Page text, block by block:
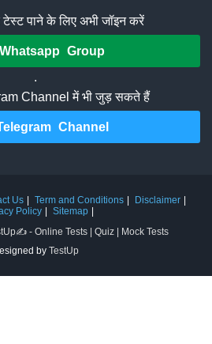
पाने के लिए अभी जॉइन करें
Group
.
Channel में भी जुड़ सकते हैं
Channel
Us Term and Conditions
Disclaimer
Policy
Sitemap
- Online Tests | Quiz | Mock Tests
by TestUp